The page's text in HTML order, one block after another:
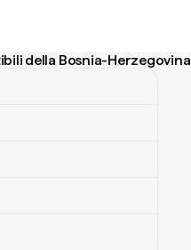
della Bosnia-Herzegovina
Bosnia-Herzegovina